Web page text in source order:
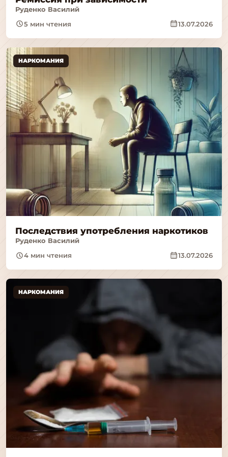
Руденко Василий
5 мин чтения
13.07.2026
НАРКОМАНИЯ
Последствия употребления наркотиков
Руденко Василий
4 мин чтения
13.07.2026
НАРКОМАНИЯ